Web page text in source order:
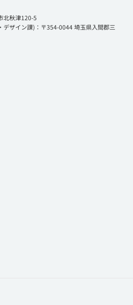
北秋津120-5
ザイン課)：〒354-0044 埼玉県入間郡三